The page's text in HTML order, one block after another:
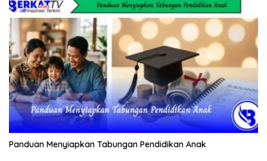
Panduan Menyiapkan Tabungan Pendidikan Anak